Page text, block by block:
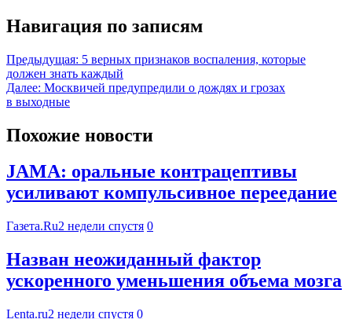
Навигация по записям
Предыдущая: 5 верных признаков воспаления, которые
должен знать каждый
Далее: Москвичей предупредили о дождях и грозах
в выходные
Похожие новости
JAMA: оральные контрацептивы
усиливают компульсивное переедание
Газета.Ru2 недели спустя 0
Назван неожиданный фактор
ускоренного уменьшения объема мозга
Lenta.ru2 недели спустя 0